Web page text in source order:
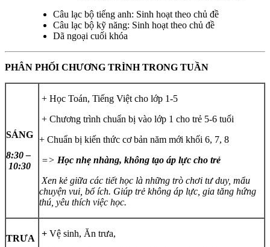
Câu lạc bộ tiếng anh: Sinh hoạt theo chủ đề
Câu lạc bộ kỹ năng: Sinh hoạt theo chủ đề
Dã ngoại cuối khóa
PHÂN PHỐI CHƯƠNG TRÌNH TRONG TUẦN
SÁNG
8:30 –
10:30
+ Học Toán, Tiếng Việt cho lớp 1-5
+ Chương trình chuẩn bị vào lớp 1 cho trẻ 5-6 tuổi
+ Chuẩn bị kiến thức cơ bản năm mới khối 6, 7, 8
=> Học nhẹ nhàng, không tạo áp lực cho trẻ
Xen kẻ giữa các tiết học là những trò chơi tư duy, mẩu
chuyện vui, bổ ích. Giúp trẻ không áp lực, gia tăng hứng
thú, yêu thích việc học.
TRƯA
+ Vệ sinh, Ăn trưa,